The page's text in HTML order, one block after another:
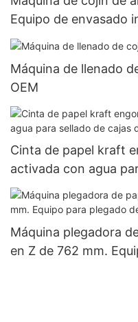
Equipo de envasado
alta velocidad
Máquina de llenado
OEM
Cinta de papel kraft
activada con agua
cartón
Máquina plegadora
en Z de 762 mm.